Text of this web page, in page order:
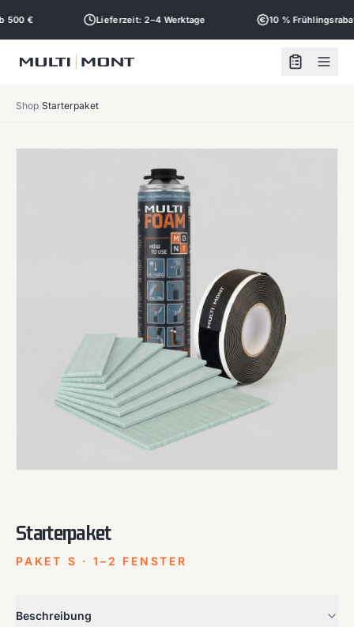
€ Lieferzeit: 2–4 Werktage 10 % Frühlingsrabatt
Shop/Starterpaket
Starterpaket
PAKET S · 1–2 FENSTER
Beschreibung